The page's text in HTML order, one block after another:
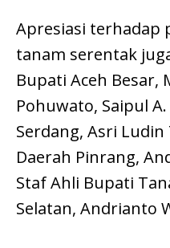
Apresiasi terhadap
tanam serentak
Bupati Aceh
Pohuwato, Saipul
Serdang, Asri
Daerah Pinrang,
Staf Ahli Bupati
Selatan, Andrianto